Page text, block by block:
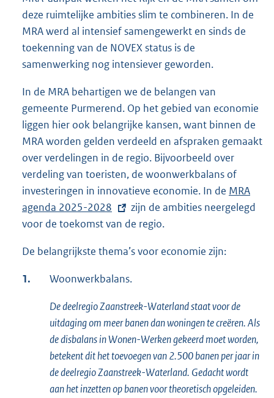
deze ruimtelijke ambities slim te combineren. In de
MRA werd al intensief samengewerkt en sinds de
toekenning van de NOVEX status is de
samenwerking nog intensiever geworden.
In de MRA behartigen we de belangen van
gemeente Purmerend. Op het gebied van economie
liggen hier ook belangrijke kansen, want binnen de
MRA worden gelden verdeeld en afspraken gemaakt
over verdelingen in de regio. Bijvoorbeeld over
verdeling van toeristen, de woonwerkbalans of
investeringen in innovatieve economie. In de E
x
l
i
n
k
:
MRA
agenda 2025-2028
zijn de ambities neergelegd
voor de toekomst van de regio.
De belangrijkste thema’s voor economie zijn:
1. Woonwerkbalans.
De deelregio Zaanstreek-Waterland staat voor de
uitdaging om meer banen dan woningen te creëren. Als
de disbalans in Wonen-Werken gekeerd moet worden,
betekent dit het toevoegen van 2.500 banen per jaar in
de deelregio Zaanstreek-Waterland. Gedacht wordt
aan het inzetten op banen voor theoretisch opgeleiden.